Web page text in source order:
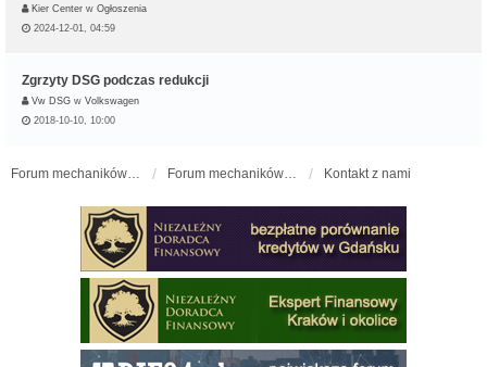
Kier Center w Ogłoszenia
2024-12-01, 04:59
Zgrzyty DSG podczas redukcji
Vw DSG w Volkswagen
2018-10-10, 10:00
Forum mechaników samochodowych - forum-mechaniczne.pl Forum mechaników samochodowych Kontakt z nami